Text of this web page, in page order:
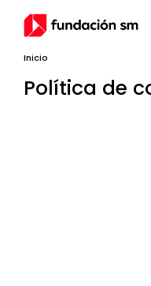
Inicio
Política de